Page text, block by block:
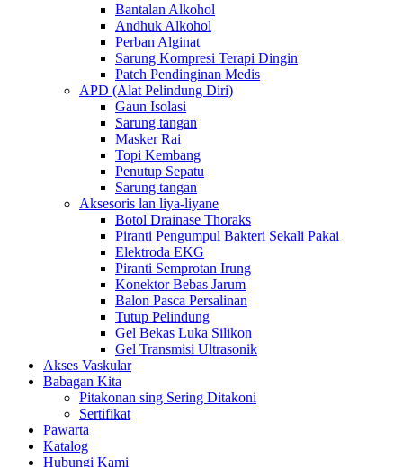
Bantalan Alkohol
Andhuk Alkohol
Perban Alginat
Sarung Kompresi Terapi Dingin
Patch Pendinginan Medis
APD (Alat Pelindung Diri)
Gaun Isolasi
Sarung tangan
Masker Rai
Topi Kembang
Penutup Sepatu
Sarung tangan
Aksesoris lan liya-liyane
Botol Drainase Thoraks
Piranti Pengumpul Bakteri Sekali Pakai
Elektroda EKG
Piranti Semprotan Irung
Konektor Bebas Jarum
Balon Pasca Persalinan
Tutup Pelindung
Gel Bekas Luka Silikon
Gel Transmisi Ultrasonik
Akses Vaskular
Babagan Kita
Pitakonan sing Sering Ditakoni
Sertifikat
Pawarta
Katalog
Hubungi Kami